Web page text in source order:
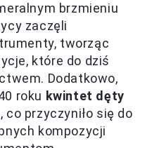
brzmieniu
zaczęli
tworząc
które do dziś
Dodatkowo,
roku kwintet dęty
, co przyczyniło się do
kompozycji